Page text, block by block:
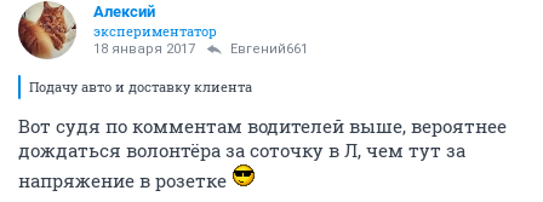
Алексий
экспериментатор
18 января 2017 Евгений661
Подачу авто и доставку клиента
Вот судя по комментам водителей выше, вероятнее
дождаться волонтёра за соточку в Л, чем тут за
напряжение в розетке